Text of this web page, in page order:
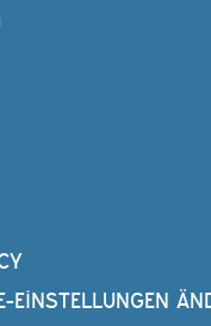
EINSTELLUNGEN